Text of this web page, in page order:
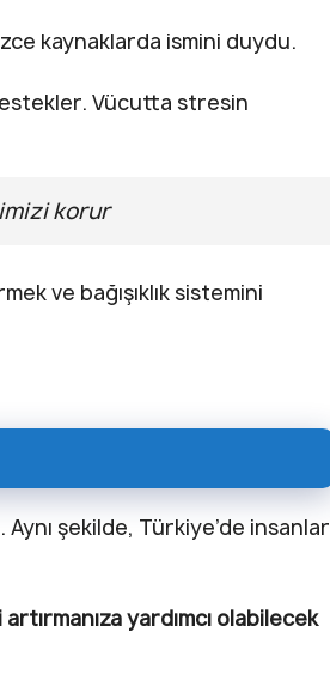
kaynaklarda ismini duydu.
Vücutta stresin
korur
ve bağışıklık sistemini
şekilde, Türkiye’de insanlar
yardımcı olabilecek